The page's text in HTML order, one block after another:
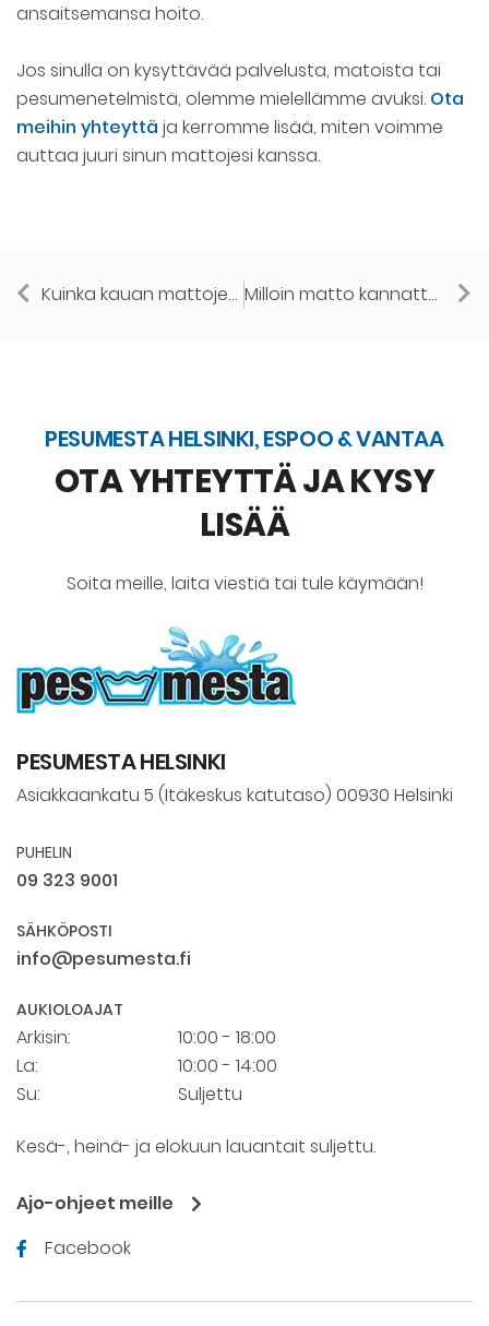
ansaitsemansa hoito.
Jos sinulla on kysyttävää palvelusta, matoista tai
pesumenetelmistä, olemme mielellämme avuksi. Ota
meihin yhteyttä ja kerromme lisää, miten voimme
auttaa juuri sinun mattojesi kanssa.
Kuinka kauan mattojen pesu pesulassa kestää? Milloin matto kannattaa viedä pesulaan eikä pestä itse?
PESUMESTA HELSINKI, ESPOO & VANTAA
OTA YHTEYTTÄ JA KYSY
LISÄÄ
Soita meille, laita viestiä tai tule käymään!
PESUMESTA HELSINKI
Asiakkaankatu 5 (Itäkeskus katutaso) 00930 Helsinki
PUHELIN
09 323 9001
SÄHKÖPOSTI
info@pesumesta.fi
AUKIOLOAJAT
Arkisin:
10:00 - 18:00
La:
10:00 - 14:00
Su:
Suljettu
Kesä-, heinä- ja elokuun lauantait suljettu.
Ajo-ohjeet meille
Facebook